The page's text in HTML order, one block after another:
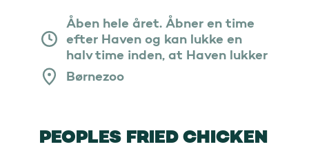
Åben hele året. Åbner en time
efter Haven og kan lukke en
halv time inden, at Haven lukker
Børnezoo
PEOPLES FRIED CHICKEN